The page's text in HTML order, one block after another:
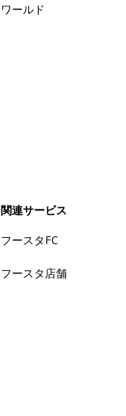
ワールド
関連サービス
フースタFC
フースタ店舗